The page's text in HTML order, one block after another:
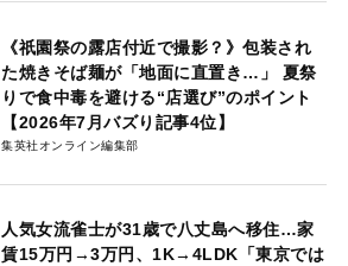
《祇園祭の露店付近で撮影？》包装され
た焼きそば麺が「地面に直置き…」 夏祭
りで食中毒を避ける“店選び”のポイント
【2026年7月バズり記事4位】
集英社オンライン編集部
人気女流雀士が31歳で八丈島へ移住…家
賃15万円→3万円、1K→4LDK「東京では